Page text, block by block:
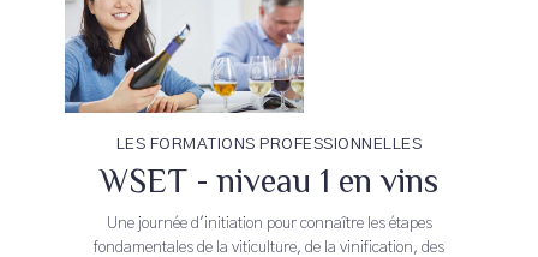
LES FORMATIONS PROFESSIONNELLES
WSET - niveau 1 en vins
Une journée d'initiation pour connaître les étapes
fondamentales de la viticulture, de la vinification, des